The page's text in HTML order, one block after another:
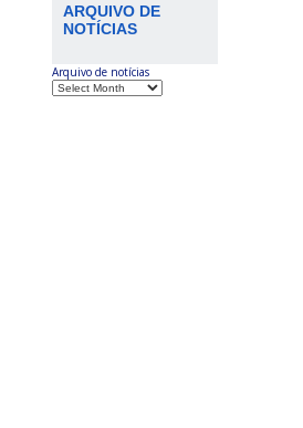
ARQUIVO DE
NOTÍCIAS
Arquivo de notícias